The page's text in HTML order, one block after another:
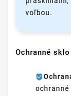
voľbou.
Ochranné
ochranné